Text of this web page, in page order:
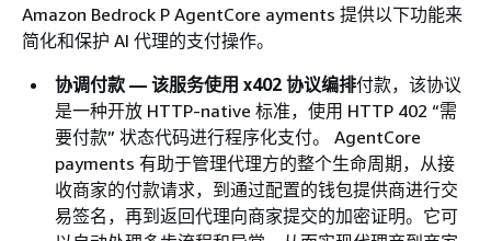
Amazon Bedrock P AgentCore ayments 提供以下功能来
简化和保护 AI 代理的支付操作。
协调付款 — 该服务使用 x402 协议编排付款，该协议
是一种开放 HTTP-native 标准，使用 HTTP 402 “需
要付款” 状态代码进行程序化支付。 AgentCore
payments 有助于管理代理方的整个生命周期，从接
收商家的付款请求，到通过配置的钱包提供商进行交
易签名，再到返回代理向商家提交的加密证明。它可